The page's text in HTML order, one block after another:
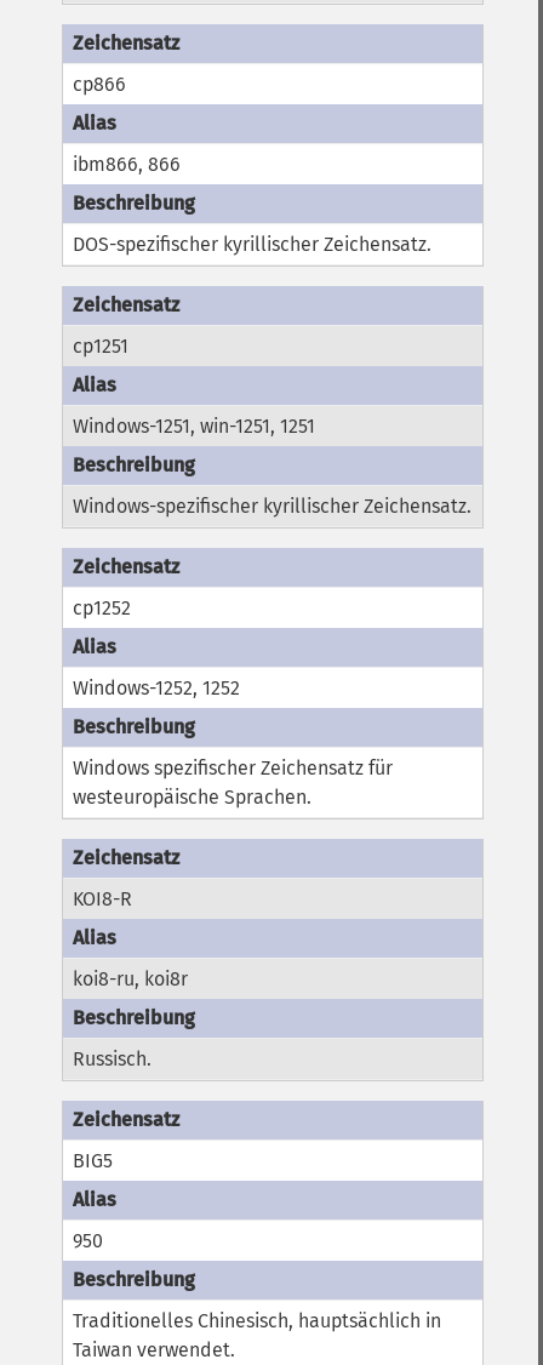
cp866
ibm866, 866
DOS-spezifischer kyrillischer Zeichensatz.
cp1251
Windows-1251, win-1251, 1251
Windows-spezifischer kyrillischer Zeichensatz.
cp1252
Windows-1252, 1252
Windows spezifischer Zeichensatz für
westeuropäische Sprachen.
KOI8-R
koi8-ru, koi8r
Russisch.
BIG5
950
Traditionelles Chinesisch, hauptsächlich in
Taiwan verwendet.